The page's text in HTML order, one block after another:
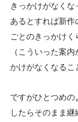
きっかけがなくな
あるとすれば新
ごとのきっかけく
（こういった案
かけがなくなるこ
ですがひとつめ
したらそのまま